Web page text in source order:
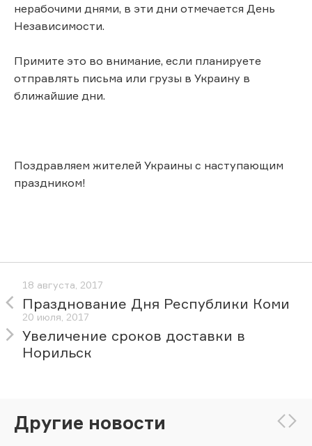
нерабочими днями, в эти дни отмечается День
Независимости.
Примите это во внимание, если планируете
отправлять письма или грузы в Украину в
ближайшие дни.
Поздравляем жителей Украины с наступающим
праздником!
18 августа, 2017
Празднование Дня Республики Коми
20 июля, 2017
Увеличение сроков доставки в
Норильск
Другие новости